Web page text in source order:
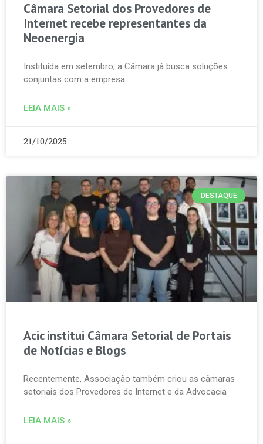
Câmara Setorial dos Provedores de
Internet recebe representantes da
Neoenergia
Instituída em setembro, a Câmara já busca soluções
conjuntas com a empresa
LEIA MAIS »
21/10/2025
DESTAQUE
Acic institui Câmara Setorial de Portais
de Notícias e Blogs
Recentemente, Associação também criou as câmaras
setoriais dos Provedores de Internet e da Advocacia
LEIA MAIS »